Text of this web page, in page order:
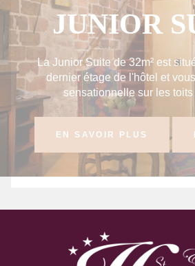
JUNIOR
La Junior Suite de 32m² est
dernier étage de l'hôtel et
sensationnelle sur les toits
EN SAVOIR PLUS